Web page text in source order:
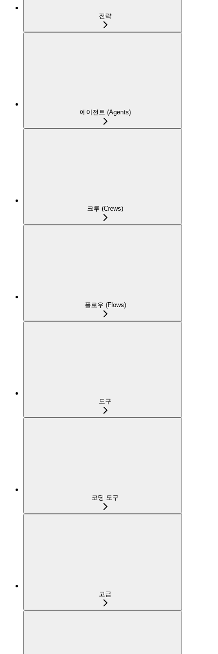
전략
에이전트 (Agents)
크루 (Crews)
플로우 (Flows)
도구
코딩 도구
고급